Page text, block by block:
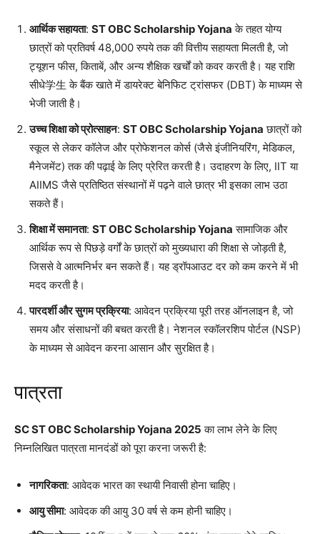
आर्थिक सहायता: ST OBC Scholarship Yojana के तहत योग्य
छात्रों को प्रतिवर्ष 48,000 रुपये तक की वित्तीय सहायता मिलती है, जो
ट्यूशन फीस, किताबें, और अन्य शैक्षिक खर्चों को कवर करती है। यह राशि
सीधे学生 के बैंक खाते में डायरेक्ट बेनिफिट ट्रांसफर (DBT) के माध्यम से
भेजी जाती है।
उच्च शिक्षा को प्रोत्साहन: ST OBC Scholarship Yojana छात्रों को
स्कूल से लेकर कॉलेज और प्रोफेशनल कोर्स (जैसे इंजीनियरिंग, मेडिकल,
मैनेजमेंट) तक की पढ़ाई के लिए प्रेरित करती है। उदाहरण के लिए, IIT या
AIIMS जैसे प्रतिष्ठित संस्थानों में पढ़ने वाले छात्र भी इसका लाभ उठा
सकते हैं।
शिक्षा में समानता: ST OBC Scholarship Yojana सामाजिक और
आर्थिक रूप से पिछड़े वर्गों के छात्रों को मुख्यधारा की शिक्षा से जोड़ती है,
जिससे वे आत्मनिर्भर बन सकते हैं। यह ड्रॉपआउट दर को कम करने में भी
मदद करती है।
पारदर्शी और सुगम प्रक्रिया: आवेदन प्रक्रिया पूरी तरह ऑनलाइन है, जो
समय और संसाधनों की बचत करती है। नेशनल स्कॉलरशिप पोर्टल (NSP)
के माध्यम से आवेदन करना आसान और सुरक्षित है।
पात्रता
SC ST OBC Scholarship Yojana 2025 का लाभ लेने के लिए
निम्नलिखित पात्रता मानदंडों को पूरा करना जरूरी है:
नागरिकता: आवेदक भारत का स्थायी निवासी होना चाहिए।
आयु सीमा: आवेदक की आयु 30 वर्ष से कम होनी चाहिए।